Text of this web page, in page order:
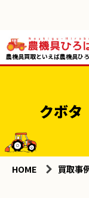
農機具買取といえば農機具ひ
クボ
HOME 買取事